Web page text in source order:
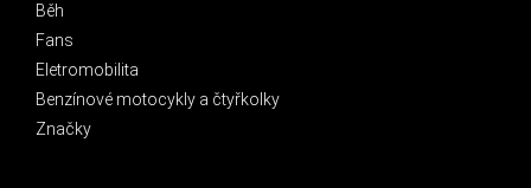
Běh
Fans
Eletromobilita
Benzínové motocykly a čtyřkolky
Značky